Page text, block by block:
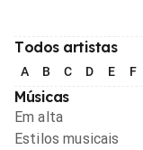
Todos artistas
A B C D E F
Músicas
Em alta
Estilos musicais